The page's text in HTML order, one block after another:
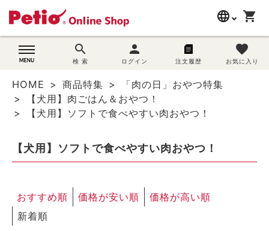
language
wovn-lang-name
shopping_cart
search
検 索
person
ログイン 注文履歴
favorite
お気に入り
search
猫用品
ブランド別に探す
目的別に探す
SNS
HOME 商品特集
「肉の日」おやつ特集
【犬用】肉ごはん＆おやつ！
【犬用】ソフトで食べやすい肉おやつ！
【犬用】ソフトで食べやすい肉おやつ！
おすすめ順 価格が安い順
価格が高い順
新着順